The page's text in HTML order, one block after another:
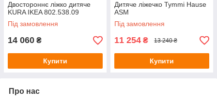
Двостороннє ліжко дитяче
KURA IKEA 802.538.09
Під замовлення
14 060 ₴
Купити
Дитяче ліжечко Tymmi Hause
ASM
Під замовлення
11 254 ₴ 13 240 ₴
Купити
Про нас